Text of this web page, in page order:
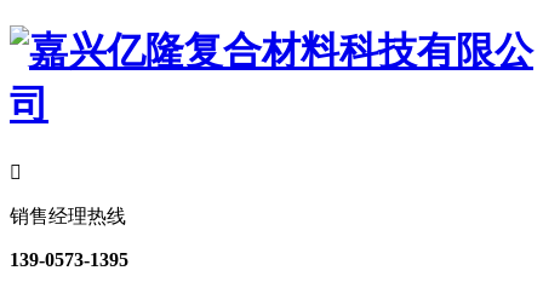

销售经理热线
139-0573-1395